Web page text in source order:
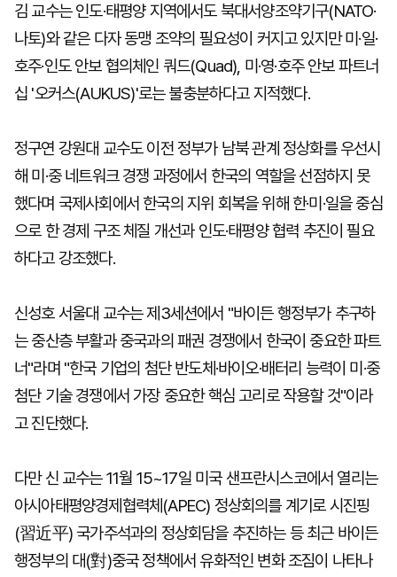
김 교수는 인도·태평양 지역에서도 북대서양조약기구(NATO·
나토)와 같은 다자 동맹 조약의 필요성이 커지고 있지만 미·일·
호주·인도 안보 협의체인 쿼드(Quad), 미·영·호주 안보 파트너
십 '오커스(AUKUS)'로는 불충분하다고 지적했다.
정구연 강원대 교수도 이전 정부가 남북 관계 정상화를 우선시
해 미·중 네트워크 경쟁 과정에서 한국의 역할을 선점하지 못
했다며 국제사회에서 한국의 지위 회복을 위해 한·미·일을 중심
으로 한 경제 구조 체질 개선과 인도·태평양 협력 추진이 필요
하다고 강조했다.
신성호 서울대 교수는 제3세션에서 "바이든 행정부가 추구하
는 중산층 부활과 중국과의 패권 경쟁에서 한국이 중요한 파트
너"라며 "한국 기업의 첨단 반도체·바이오·배터리 능력이 미·중
첨단 기술 경쟁에서 가장 중요한 핵심 고리로 작용할 것"이라
고 진단했다.
다만 신 교수는 11월 15~17일 미국 샌프란시스코에서 열리는
아시아태평양경제협력체(APEC) 정상회의를 계기로 시진핑
(習近平) 국가주석과의 정상회담을 추진하는 등 최근 바이든
행정부의 대(對)중국 정책에서 유화적인 변화 조짐이 나타나